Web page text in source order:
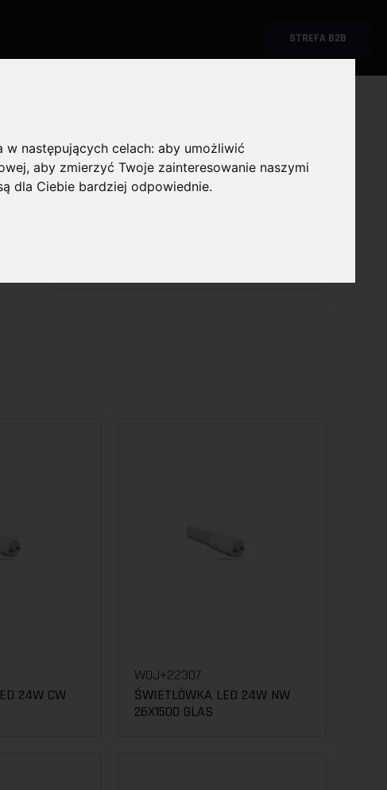
w następujących celach:aby umożliwić
,aby zmierzyć Twoje zainteresowanie naszymi
dla Ciebie bardziej odpowiednie.
STREFA B2B
24W CW
WOJ+22307
ŚWIETLÓWKA LED 24W NW
26X1500 GLAS